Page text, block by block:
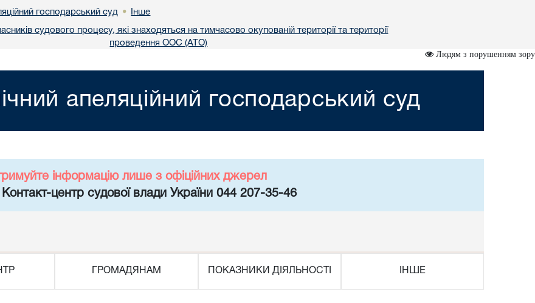
господарський суд • Інше
судового процесу, які знаходяться на тимчасово окупованій території та території
проведення ООС (АТО)
Людям з порушенням зору
апеляційний господарський суд
інформацію лише з офіційних джерел
центр судової влади України 044 207-35-46
ГРОМАДЯНАМ ПОКАЗНИКИ ДІЯЛЬНОСТІ ІНШЕ